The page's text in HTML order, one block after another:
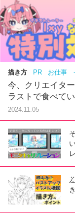
描き方 PR お仕事
今、クリエイタ
ラストで食べて
2024.11.05